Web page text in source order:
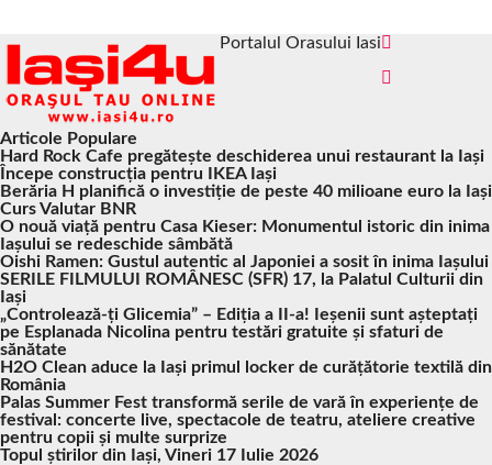
Portalul Orasului Iasi
Articole Populare
Hard Rock Cafe pregătește deschiderea unui restaurant la Iași
Începe construcția pentru IKEA Iași
Berăria H planifică o investiție de peste 40 milioane euro la Iași
Curs Valutar BNR
O nouă viață pentru Casa Kieser: Monumentul istoric din inima
Iașului se redeschide sâmbătă
Oishi Ramen: Gustul autentic al Japoniei a sosit în inima Iașului
SERILE FILMULUI ROMÂNESC (SFR) 17, la Palatul Culturii din
Iași
„Controlează-ți Glicemia” – Ediția a II-a! Ieșenii sunt așteptați
pe Esplanada Nicolina pentru testări gratuite și sfaturi de
sănătate
H2O Clean aduce la Iași primul locker de curățătorie textilă din
România
Palas Summer Fest transformă serile de vară în experiențe de
festival: concerte live, spectacole de teatru, ateliere creative
pentru copii și multe surprize
Topul știrilor din Iași, Vineri 17 Iulie 2026